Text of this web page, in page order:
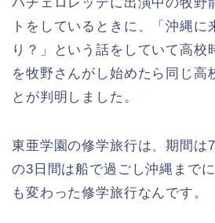
トをしているときに、「沖縄に
り？」という話をしていて高校
を牧野さんがし始めたら同じ高
とが判明しました。
東亜学園の修学旅行は、期間は
の3日間は船で過ごし沖縄まで
も変わった修学旅行なんです。